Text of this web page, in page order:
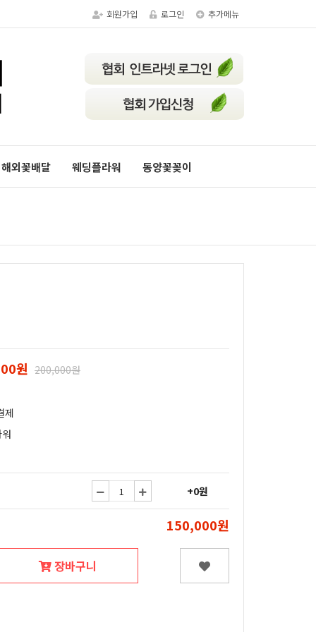
회원가입 로그인 추가메뉴
해외꽃배달 웨딩플라워 동양꽃꽂이
원 200,000원
제
+0원
150,000원
장바구니